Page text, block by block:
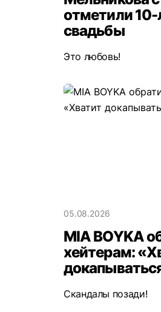
отметили 10-
свадьбы
Это любовь!
05.08.2026
MIA BOYKA
хейтерам:
Скандалы позади!